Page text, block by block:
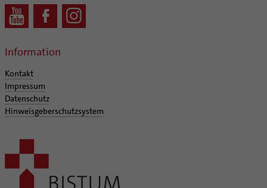
Information
Kontakt
Impressum
Datenschutz
Hinweisgeberschutzsystem